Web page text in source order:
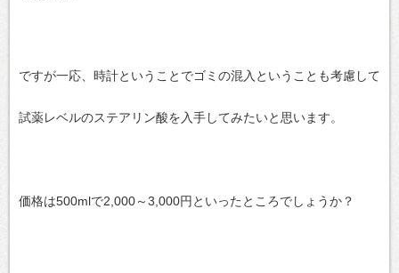
ですが一応、時計ということでゴミの混入ということも考慮して
試薬レベルのステアリン酸を入手してみたいと思います。
価格は500mlで2,000～3,000円といったところでしょうか？